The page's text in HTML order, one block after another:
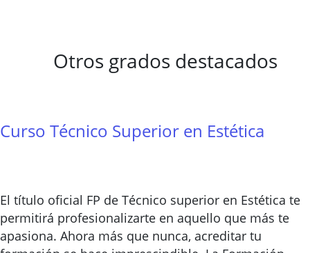
Otros grados destacados
Curso Técnico Superior en Estética
El título oficial FP de Técnico superior en Estética te
permitirá profesionalizarte en aquello que más te
apasiona. Ahora más que nunca, acreditar tu